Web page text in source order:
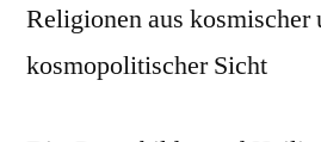
Religionen aus kosmischer
kosmopolitischer Sicht